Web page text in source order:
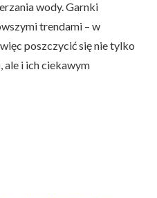
wody. Garnki
trendami – w
poszczycić się nie tylko
ale i ich ciekawym